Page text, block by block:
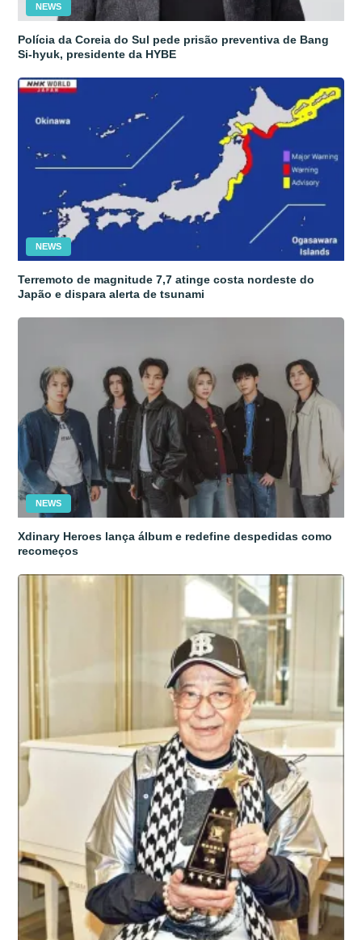
NEWS
Polícia da Coreia do Sul pede prisão preventiva de Bang
Si-hyuk, presidente da HYBE
NEWS
Terremoto de magnitude 7,7 atinge costa nordeste do
Japão e dispara alerta de tsunami
NEWS
Xdinary Heroes lança álbum e redefine despedidas como
recomeços